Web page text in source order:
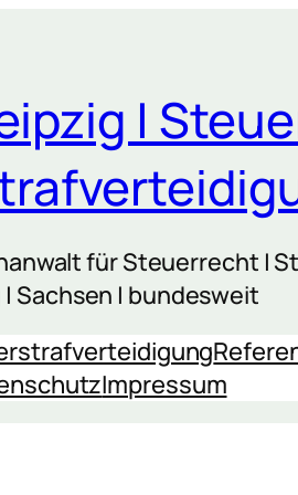
|
für Steuerrecht |
| Sachsen | bundesweit
Impressum